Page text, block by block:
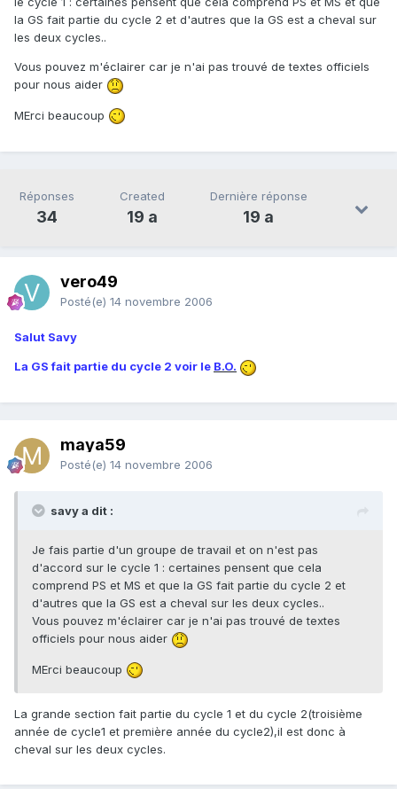
la GS fait partie du cycle 2 et d'autres que la GS est a cheval sur
les deux cycles..
Vous pouvez m'éclairer car je n'ai pas trouvé de textes officiels
pour nous aider
MErci beaucoup
Réponses
34
Created
19 a
Dernière réponse
19 a
vero49
Posté(e) 14 novembre 2006
Salut Savy
La GS fait partie du cycle 2 voir le B.O.
maya59
Posté(e) 14 novembre 2006
savy a dit :
Je fais partie d'un groupe de travail et on n'est pas
d'accord sur le cycle 1 : certaines pensent que cela
comprend PS et MS et que la GS fait partie du cycle 2 et
d'autres que la GS est a cheval sur les deux cycles..
Vous pouvez m'éclairer car je n'ai pas trouvé de textes
officiels pour nous aider
MErci beaucoup
La grande section fait partie du cycle 1 et du cycle 2(troisième
année de cycle1 et première année du cycle2),il est donc à
cheval sur les deux cycles.